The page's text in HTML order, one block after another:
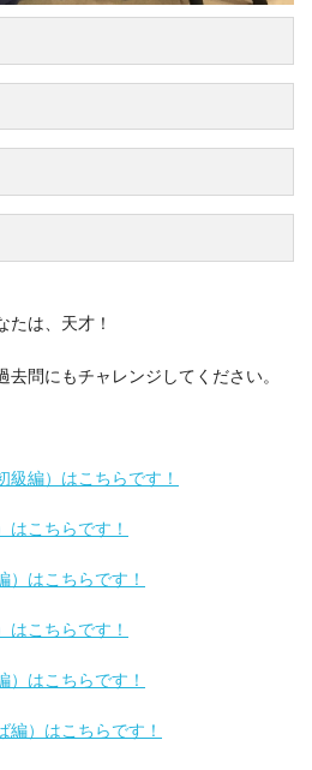
たは、天才！
問にもチャレンジしてください。
編）はこちらです！
はこちらです！
）はこちらです！
はこちらです！
）はこちらです！
編）はこちらです！